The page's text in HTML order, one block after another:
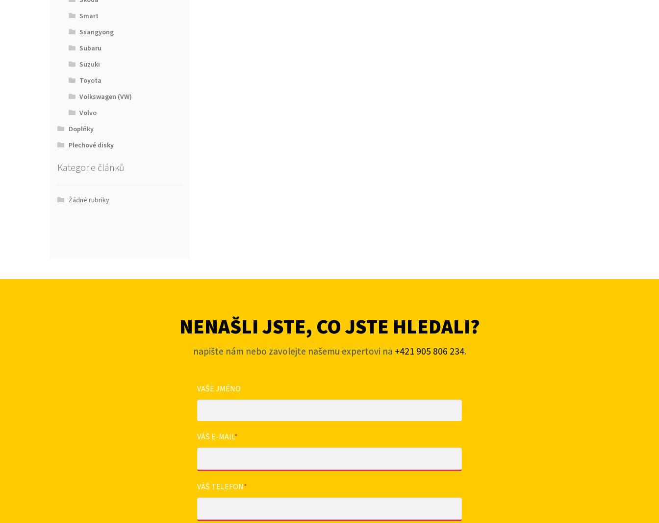
Smart
Ssangyong
Subaru
Suzuki
Toyota
Volkswagen (VW)
Volvo
Doplňky
Plechové disky
Kategorie článků
Žádné rubriky
NENAŠLI JSTE, CO JSTE HLEDALI?
napište nám nebo zavolejte našemu expertovi na +421 905 806 234.
VAŠE JMÉNO
VÁŠ E-MAIL*
VÁŠ TELEFON*